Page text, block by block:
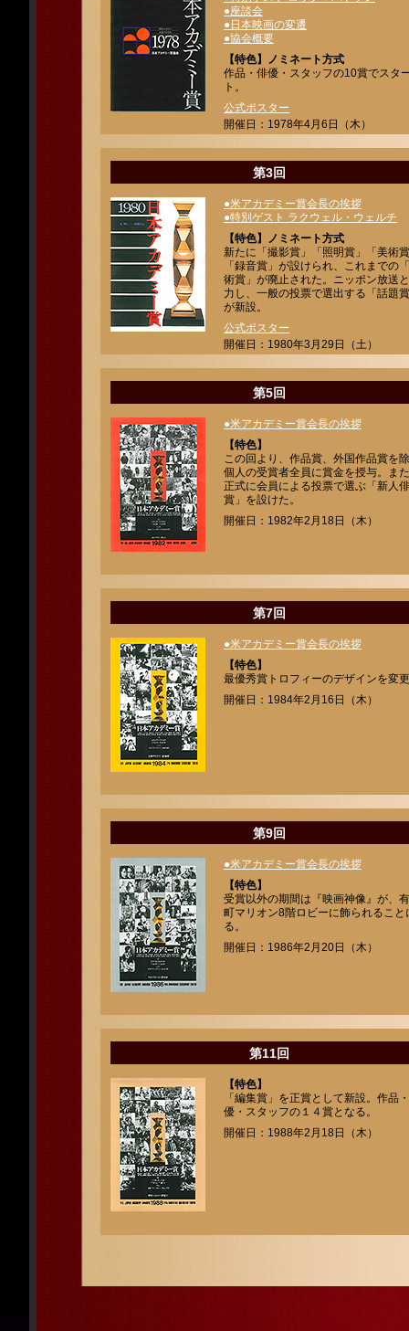
●座談会
●日本映画の変遷
●協会概要
【特色】ノミネート方式
作品・俳優・スタッフの10賞でスタ
ト。
公式ポスター
開催日：1978年4月6日（木）
第3回
●米アカデミー賞会長の挨拶
●特別ゲスト ラクウェル・ウェルチ
【特色】ノミネート方式
新たに「撮影賞」「照明賞」「美術
「録音賞」が設けられ、これまでの
術賞」が廃止された。ニッポン放送
力し、一般の投票で選出する「話題
が新設。
公式ポスター
開催日：1980年3月29日（土）
第5回
●米アカデミー賞会長の挨拶
【特色】
この回より、作品賞、外国作品賞を
個人の受賞者全員に賞金を授与。ま
正式に会員による投票で選ぶ「新人
賞」を設けた。
開催日：1982年2月18日（木）
第7回
●米アカデミー賞会長の挨拶
【特色】
最優秀賞トロフィーのデザインを変
開催日：1984年2月16日（木）
第9回
●米アカデミー賞会長の挨拶
【特色】
受賞以外の期間は『映画神像』が、
町マリオン8階ロビーに飾られること
る。
開催日：1986年2月20日（木）
第11回
【特色】
「編集賞」を正賞として新設。作品
優・スタッフの１４賞となる。
開催日：1988年2月18日（木）